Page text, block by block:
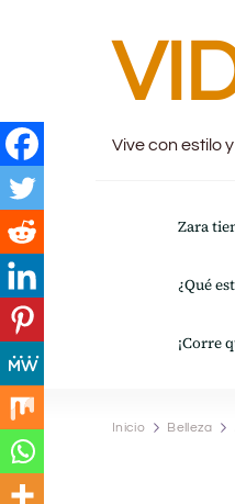
Vive con estilo
Zara
¿Qué
¡Corre
Inicio Belleza